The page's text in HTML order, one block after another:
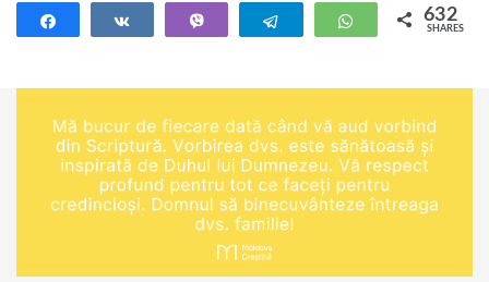
a vă pregăti de
religios. În această
lecție vom studia ce
ce este și ce nu este
botezul, cine și
când poate fi
botezat. Pentru o
înțelegere mai bună
Telegram WhatsApp
632
SHARES